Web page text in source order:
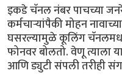
इकडे चॅनल नंबर पाचच्या
कर्मचार्‍यांपैकी मोहन
घसरल्यामुळे कूलिंग
फोनवर बोलतो. वेणू त्याला
आणि ड्युटी संपली तरीही